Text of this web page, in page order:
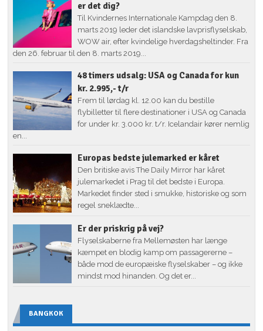
er det dig?
Til Kvindernes Internationale Kampdag den 8.
marts 2019 leder det islandske lavprisflyselskab,
WOW air, efter kvindelige hverdagsheltinder. Fra
den 26. februar til den 8. marts 2019...
48 timers udsalg: USA og Canada for kun
kr. 2.995,- t/r
Frem til lørdag kl. 12.00 kan du bestille
flybilletter til flere destinationer i USA og Canada
for under kr. 3.000 kr. t/r. Icelandair kører nemlig
en...
Europas bedste julemarked er kåret
Den britiske avis The Daily Mirror har kåret
julemarkedet i Prag til det bedste i Europa.
Markedet finder sted i smukke, historiske og som
regel sneklædte...
Er der priskrig på vej?
Flyselskaberne fra Mellemøsten har længe
kæmpet en blodig kamp om passagererne –
både mod de europæiske flyselskaber – og ikke
mindst mod hinanden. Og det er...
BANGKOK